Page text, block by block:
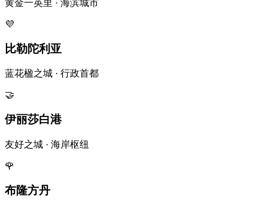
黄金一英里 · 海滨城市
💜
比勒陀利亚
蓝花楹之城 · 行政首都
🤝
伊丽莎白港
友好之城 · 海岸枢纽
🌹
布隆方丹